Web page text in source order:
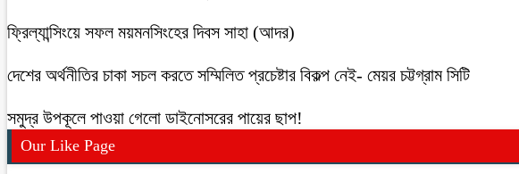
ফ্রিল্যান্সিংয়ে সফল ময়মনসিংহের দিবস সাহা (আদর)
দেশের অর্থনীতির চাকা সচল করতে সম্মিলিত প্রচেষ্টার বিকল্প নেই- মেয়র চট্টগ্রাম সিটি
সমুদ্র উপকূলে পাওয়া গেলো ডাইনোসরের পায়ের ছাপ!
Our Like Page